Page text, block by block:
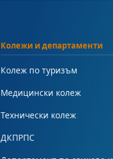
Колежи и департаменти
Колеж по туризъм
Медицински колеж
Технически колеж
ДКПРПС